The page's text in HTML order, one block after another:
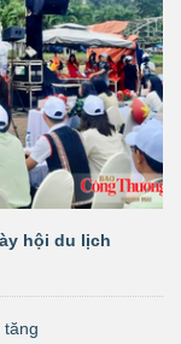
hội du lịch
tăng